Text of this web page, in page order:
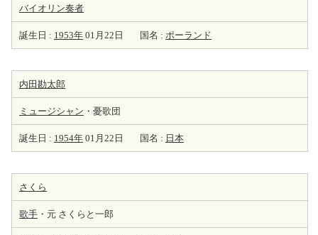
バイオリン奏者
誕生日 : 1953年 01月22日 国名 : ポーランド
内田勘太郎
ミュージシャン ・憂歌団
誕生日 : 1954年 01月22日 国名 : 日本
さくら
歌手 ・元 さくらと一郎